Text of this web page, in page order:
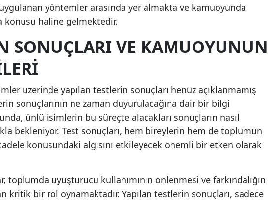
yöntemler arasında yer almakta ve kamuoyunda
konusu haline gelmektedir.
SONUÇLARI VE KAMUOYUNUN
üzerinde yapılan testlerin sonuçları henüz açıklanmamış
sonuçlarının ne zaman duyurulacağına dair bir bilgi
ünlü isimlerin bu süreçte alacakları sonuçların nasıl
bekleniyor. Test sonuçları, hem bireylerin hem de toplumun
konusundaki algısını etkileyecek önemli bir etken olarak
toplumda uyuşturucu kullanımının önlenmesi ve farkındalığın
kritik bir rol oynamaktadır. Yapılan testlerin sonuçları, sadece